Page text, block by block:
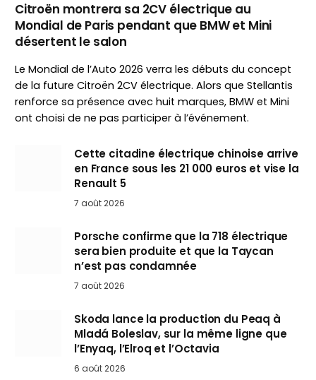
Citroën montrera sa 2CV électrique au
Mondial de Paris pendant que BMW et Mini
désertent le salon
Le Mondial de l’Auto 2026 verra les débuts du concept
de la future Citroën 2CV électrique. Alors que Stellantis
renforce sa présence avec huit marques, BMW et Mini
ont choisi de ne pas participer à l’événement.
Cette citadine électrique chinoise arrive
en France sous les 21 000 euros et vise la
Renault 5
7 août 2026
Porsche confirme que la 718 électrique
sera bien produite et que la Taycan
n’est pas condamnée
7 août 2026
Skoda lance la production du Peaq à
Mladá Boleslav, sur la même ligne que
l’Enyaq, l’Elroq et l’Octavia
6 août 2026